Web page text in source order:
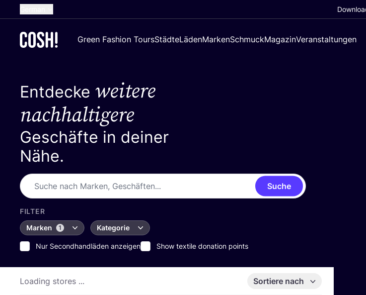
Dutch
Spanish
Green Fashion ToursStädteLädenMarkenSchmuckMagazinVeranstaltungen
Entdecke weitere
nachhaltigere
Geschäfte in deiner
Nähe.
Suche
FILTER
Marken
1 Kategorie
Nur Secondhandläden anzeigen Show textile donation points
Loading stores ... Sortiere nach